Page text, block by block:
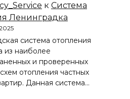
к Система
Ленинградка
система отопления
из наиболее
и проверенных
отопления частных
Данная система…